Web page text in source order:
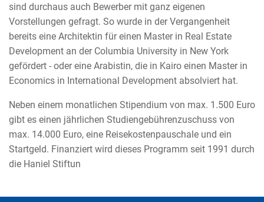
sind durchaus auch Bewerber mit ganz eigenen
Vorstellungen gefragt. So wurde in der Vergangenheit
bereits eine Architektin für einen Master in Real Estate
Development an der Columbia University in New York
gefördert - oder eine Arabistin, die in Kairo einen Master in
Economics in International Development absolviert hat.
Neben einem monatlichen Stipendium von max. 1.500 Euro
gibt es einen jährlichen Studiengebührenzuschuss von
max. 14.000 Euro, eine Reisekostenpauschale und ein
Startgeld. Finanziert wird dieses Programm seit 1991 durch
die Haniel Stiftun